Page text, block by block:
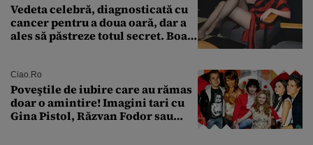
Vedeta celebră, diagnosticată cu
cancer pentru a doua oară, dar a
ales să păstreze totul secret. Boala
Ciao.ro
Poveştile de iubire care au rămas
doar o amintire! Imagini tari cu
Gina Pistol, Răzvan Fodor sau